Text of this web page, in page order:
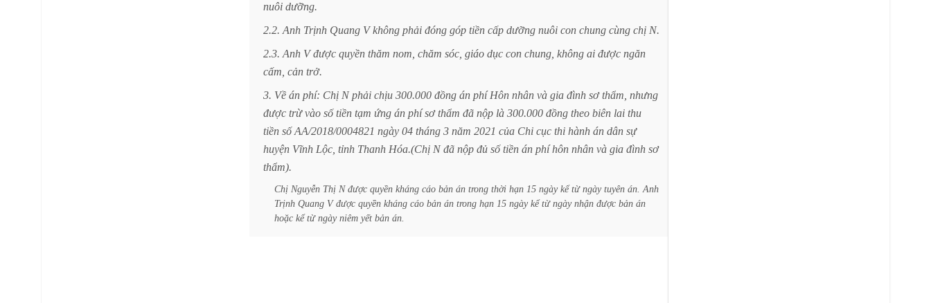
nuôi dưỡng.
2.2. Anh Trịnh Quang V không phải đóng góp tiền cấp dưỡng nuôi con chung cùng chị N.
2.3. Anh V được quyền thăm nom, chăm sóc, giáo dục con chung, không ai được ngăn
cấm, cản trở.
3. Về án phí: Chị N phải chịu 300.000 đồng án phí Hôn nhân và gia đình sơ thẩm, nhưng
được trừ vào số tiền tạm ứng án phí sơ thẩm đã nộp là 300.000 đồng theo biên lai thu
tiền số AA/2018/0004821 ngày 04 tháng 3 năm 2021 của Chi cục thi hành án dân sự
huyện Vĩnh Lộc, tỉnh Thanh Hóa.(Chị N đã nộp đủ số tiền án phí hôn nhân và gia đình sơ
thẩm).
Chị Nguyễn Thị N được quyền kháng cáo bản án trong thời hạn 15 ngày kể từ ngày tuyên án. Anh
Trịnh Quang V được quyền kháng cáo bản án trong hạn 15 ngày kể từ ngày nhận được bản án
hoặc kể từ ngày niêm yết bản án.